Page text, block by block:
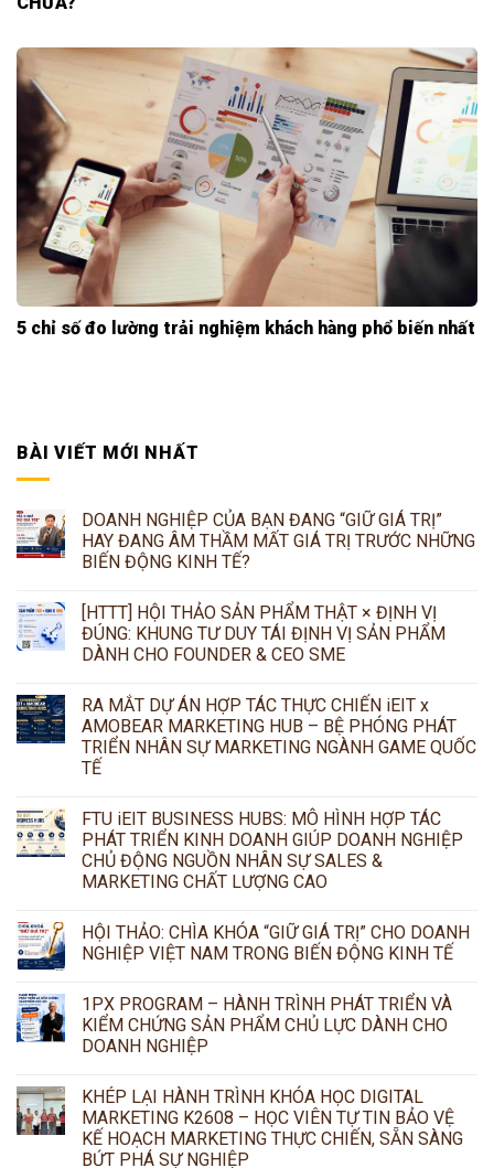
5 chỉ số đo lường trải nghiệm khách hàng phổ biến nhất
BÀI VIẾT MỚI NHẤT
DOANH NGHIỆP CỦA BẠN ĐANG “GIỮ GIÁ TRỊ”
HAY ĐANG ÂM THẦM MẤT GIÁ TRỊ TRƯỚC NHỮNG
BIẾN ĐỘNG KINH TẾ?
[HTTT] HỘI THẢO SẢN PHẨM THẬT × ĐỊNH VỊ
ĐÚNG: KHUNG TƯ DUY TÁI ĐỊNH VỊ SẢN PHẨM
DÀNH CHO FOUNDER & CEO SME
RA MẮT DỰ ÁN HỢP TÁC THỰC CHIẾN iEIT x
AMOBEAR MARKETING HUB – BỆ PHÓNG PHÁT
TRIỂN NHÂN SỰ MARKETING NGÀNH GAME QUỐC
TẾ
FTU iEIT BUSINESS HUBS: MÔ HÌNH HỢP TÁC
PHÁT TRIỂN KINH DOANH GIÚP DOANH NGHIỆP
CHỦ ĐỘNG NGUỒN NHÂN SỰ SALES &
MARKETING CHẤT LƯỢNG CAO
HỘI THẢO: CHÌA KHÓA “GIỮ GIÁ TRỊ” CHO DOANH
NGHIỆP VIỆT NAM TRONG BIẾN ĐỘNG KINH TẾ
1PX PROGRAM – HÀNH TRÌNH PHÁT TRIỂN VÀ
KIỂM CHỨNG SẢN PHẨM CHỦ LỰC DÀNH CHO
DOANH NGHIỆP
KHÉP LẠI HÀNH TRÌNH KHÓA HỌC DIGITAL
MARKETING K2608 – HỌC VIÊN TỰ TIN BẢO VỆ
KẾ HOẠCH MARKETING THỰC CHIẾN, SẴN SÀNG
BỨT PHÁ SỰ NGHIỆP